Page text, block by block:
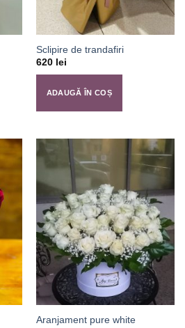
Sclipire de trandafiri
620 lei
ADAUGĂ ÎN COȘ
Aranjament pure white